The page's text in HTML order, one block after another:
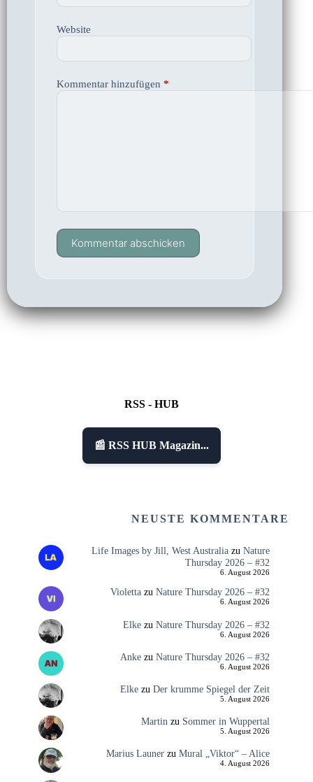
Website
Kommentar hinzufügen *
Kommentar abschicken
RSS - HUB
📰 RSS HUB Magazin...
NEUSTE KOMMENTARE
Life Images by Jill, West Australiazu Nature
Thursday 2026 – #32
6. August 2026
Violettazu Nature Thursday 2026 – #32
6. August 2026
Elkezu Nature Thursday 2026 – #32
6. August 2026
Ankezu Nature Thursday 2026 – #32
6. August 2026
Elkezu Der krumme Spiegel der Zeit
5. August 2026
Martin zu Sommer in Wuppertal
5. August 2026
Marius Launerzu Mural „Viktor“ – Alice
4. August 2026